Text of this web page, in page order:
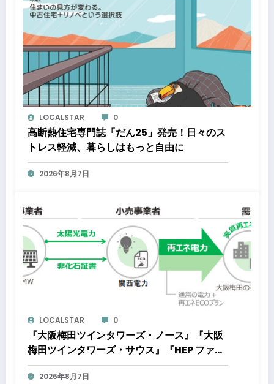
LOCALSTAR 0
高断熱住宅専門誌「だん25」発売！日々のス
トレス軽減、暮らしはもっと自由に
2026年8月7日
LOCALSTAR 0
『大阪梅田ツインタワーズ・ノース』『大阪
梅田ツインタワーズ・サウス』『HEP ファイ
ブ』において8月下旬から「オフサイト型コ
ーポレートPPA」による再生可能エネルギー
2026年8月7日